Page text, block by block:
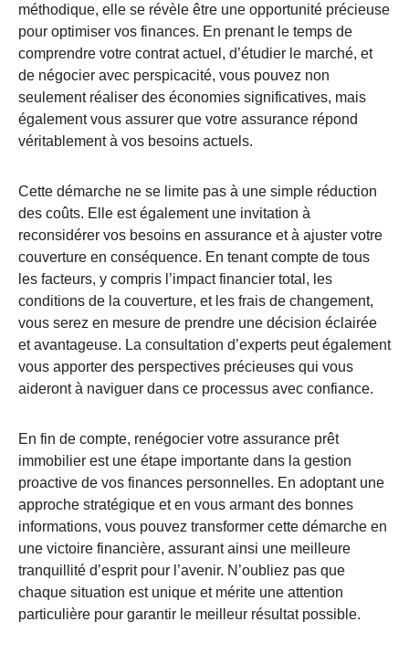
méthodique, elle se révèle être une opportunité précieuse
pour optimiser vos finances. En prenant le temps de
comprendre votre contrat actuel, d’étudier le marché, et
de négocier avec perspicacité, vous pouvez non
seulement réaliser des économies significatives, mais
également vous assurer que votre assurance répond
véritablement à vos besoins actuels.
Cette démarche ne se limite pas à une simple réduction
des coûts. Elle est également une invitation à
reconsidérer vos besoins en assurance et à ajuster votre
couverture en conséquence. En tenant compte de tous
les facteurs, y compris l’impact financier total, les
conditions de la couverture, et les frais de changement,
vous serez en mesure de prendre une décision éclairée
et avantageuse. La consultation d’experts peut également
vous apporter des perspectives précieuses qui vous
aideront à naviguer dans ce processus avec confiance.
En fin de compte, renégocier votre assurance prêt
immobilier est une étape importante dans la gestion
proactive de vos finances personnelles. En adoptant une
approche stratégique et en vous armant des bonnes
informations, vous pouvez transformer cette démarche en
une victoire financière, assurant ainsi une meilleure
tranquillité d’esprit pour l’avenir. N’oubliez pas que
chaque situation est unique et mérite une attention
particulière pour garantir le meilleur résultat possible.